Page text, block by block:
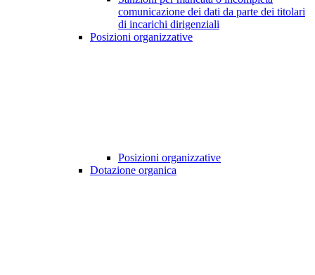
comunicazione dei dati da parte dei titolari
di incarichi dirigenziali
Posizioni organizzative
Posizioni organizzative
Dotazione organica